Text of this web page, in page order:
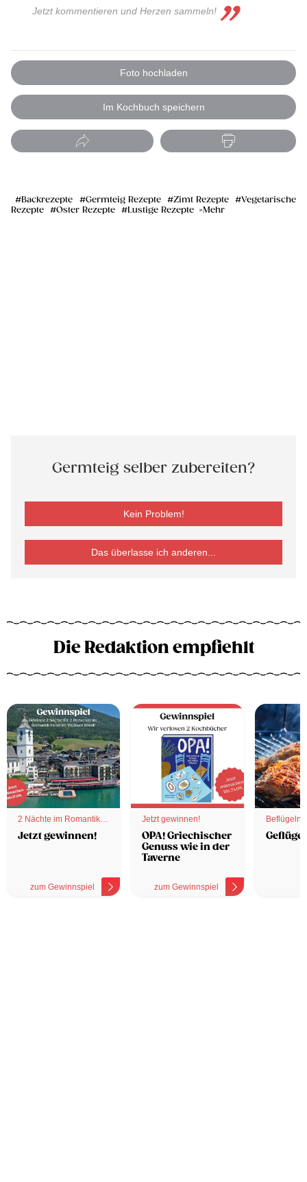
Jetzt kommentieren und Herzen sammel n!
Foto hochladen
Im Kochbuch speichern
Backrezepte Germteig Rezepte Zimt Rezepte
Vegetarische
Rezepte
Oster Rezepte Lustige Rezepte Mehr
Germteig selber zubereiten?
Kein Problem!
Das überlasse ich anderen...
Die Redaktion empfiehlt
2 Nächte im Romantik
Hotel
Jetzt gewinnen!
zum Gewinnspiel
Jetzt gewinnen!
OPA! Griechischer
Genuss wie in der
Taverne
zum Gewinnspiel